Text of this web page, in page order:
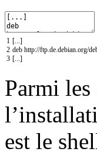
1
2
3
[...]
deb http://ftp.de.debian.org/
[...]
Parmi
est le